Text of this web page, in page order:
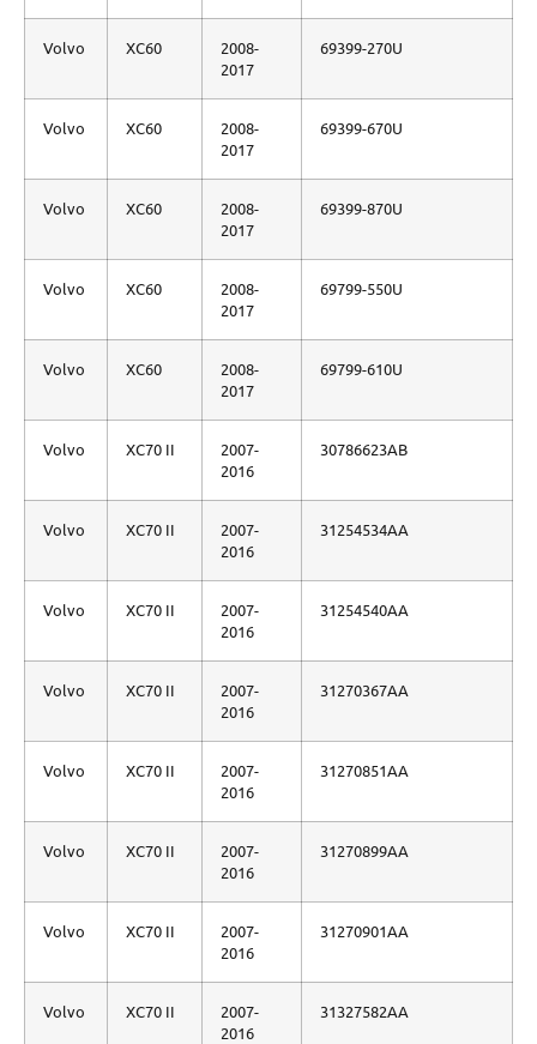
Volvo XC60
2008-
2017
69399-270U
Volvo XC60
2008-
2017
69399-670U
Volvo XC60
2008-
2017
69399-870U
Volvo XC60
2008-
2017
69799-550U
Volvo XC60
2008-
2017
69799-610U
Volvo XC70 II
2007-
2016
30786623AB
Volvo XC70 II
2007-
2016
31254534AA
Volvo XC70 II
2007-
2016
31254540AA
Volvo XC70 II
2007-
2016
31270367AA
Volvo XC70 II
2007-
2016
31270851AA
Volvo XC70 II
2007-
2016
31270899AA
Volvo XC70 II
2007-
2016
31270901AA
Volvo XC70 II
2007-
2016
31327582AA